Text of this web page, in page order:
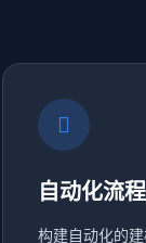
自动化流程
构建自动化的